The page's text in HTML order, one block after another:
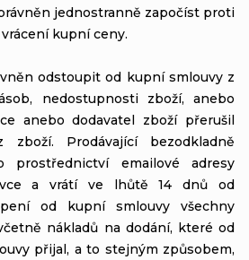
jednostranně započíst proti
kupní ceny.
odstoupit od kupní smlouvy z
nedostupnosti zboží, anebo
anebo dodavatel zboží přerušil
Prodávající bezodkladně
prostřednictví emailové adresy
a vrátí ve lhůtě 14 dnů od
od kupní smlouvy všechny
nákladů na dodání, které od
přijal, a to stejným způsobem,